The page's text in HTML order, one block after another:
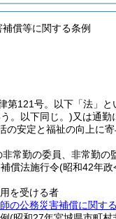
償等に関する条例
第121号。以下「法」と
。以下同じ。)又は通勤
安定と福祉の向上に寄
常勤の委員、非常勤
償法施行令(昭和42年政
を受ける者
の公務災害補償に関す